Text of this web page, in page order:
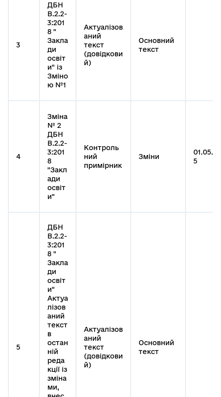
3
ДБН
В.2.2-
3:201
8 "
Закла
ди
освіт
и" із
Зміно
ю №1
Актуалізов
аний
текст
(довідкови
й)
Основний
текст
4
Зміна
№ 2
ДБН
В.2.2-
3:201
8
"Закл
ади
освіт
и"
Контроль
ний
примірник
Зміни
5
5
ДБН
В.2.2-
3:201
8 "
Закла
ди
освіт
и"
Актуа
лізов
аний
текст
в
остан
ній
реда
кції із
зміна
ми,
Актуалізов
аний
текст
(довідкови
й)
Основний
текст